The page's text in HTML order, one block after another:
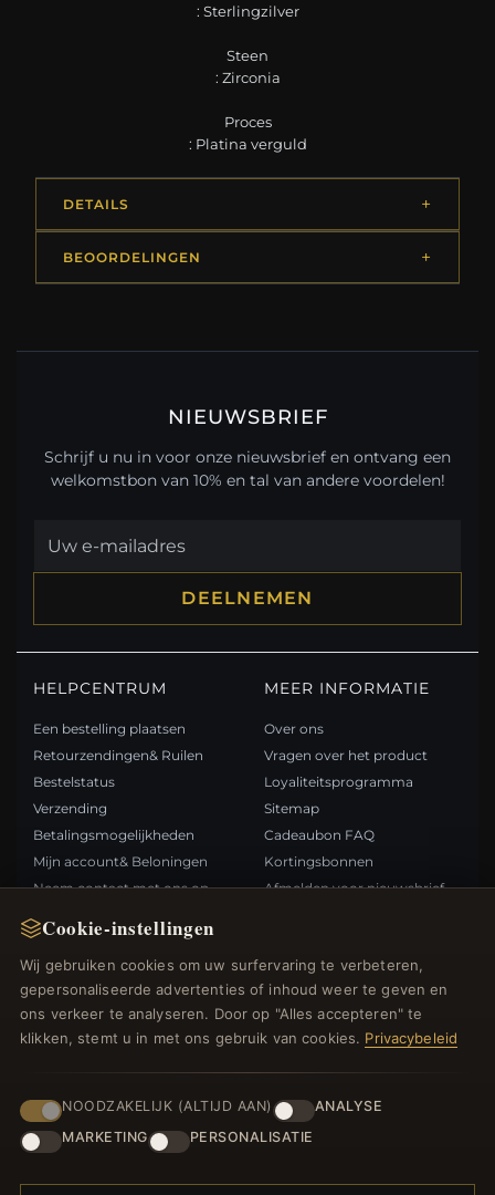
Cookie-instellingen
Wij gebruiken cookies om uw surfervaring te verbeteren,
gepersonaliseerde advertenties of inhoud weer te geven en
ons verkeer te analyseren. Door op "Alles accepteren" te
klikken, stemt u in met ons gebruik van cookies. Privacybeleid
NOODZAKELIJK (ALTIJD AAN)
ANALYSE
MARKETING
PERSONALISATIE
: Sterlingzilver
Steen
: Zirconia
Proces
: Platina verguld
DETAILS
BEOORDELINGEN
NIEUWSBRIEF
Schrijf u nu in voor onze nieuwsbrief en ontvang een
welkomstbon van 10% en tal van andere voordelen!
DEELNEMEN
HELPCENTRUM
Een bestelling plaatsen
Retourzendingen& Ruilen
Bestelstatus
Verzending
Betalingsmogelijkheden
Mijn account& Beloningen
Neem contact met ons op
MEER INFORMATIE
Over ons
Vragen over het product
Loyaliteitsprogramma
Sitemap
Cadeaubon FAQ
Kortingsbonnen
Afmelden voor nieuwsbrief
Nieuwe producten
Specials
Blog
Beoordelingen
Inloggen
BETAALMETHODEN